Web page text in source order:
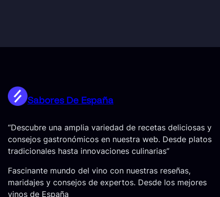
Sabores De España
“Descubre una amplia variedad de recetas deliciosas y
consejos gastronómicos en nuestra web. Desde platos
tradicionales hasta innovaciones culinarias”
Fascinante mundo del vino con nuestras reseñas,
maridajes y consejos de expertos. Desde los mejores
vinos de España